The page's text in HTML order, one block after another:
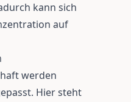
kann sich
auf
werden
Hier steht